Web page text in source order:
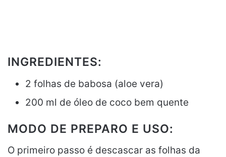
INGREDIENTES:
2 folhas de babosa (aloe vera)
200 ml de óleo de coco bem quente
MODO DE PREPARO E USO:
O primeiro passo é descascar as folhas da